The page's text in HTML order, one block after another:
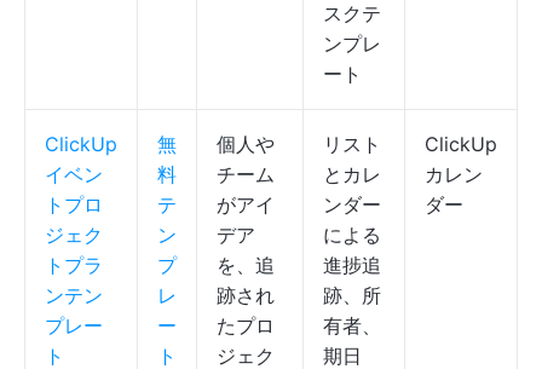
スクテ
ンプレ
ート
ClickUp
イベン
トプロ
ジェク
トプラ
ンテン
プレー
ト
無
料
テ
ン
プ
レ
ー
ト
個人や
チーム
がアイ
デア
を、追
跡され
たプロ
ジェク
リスト
とカレ
ンダー
による
進捗追
跡、所
有者、
期日
ClickUp
カレン
ダー